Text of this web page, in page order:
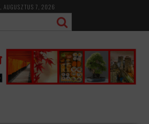
AUGUSZTUS 7, 2026